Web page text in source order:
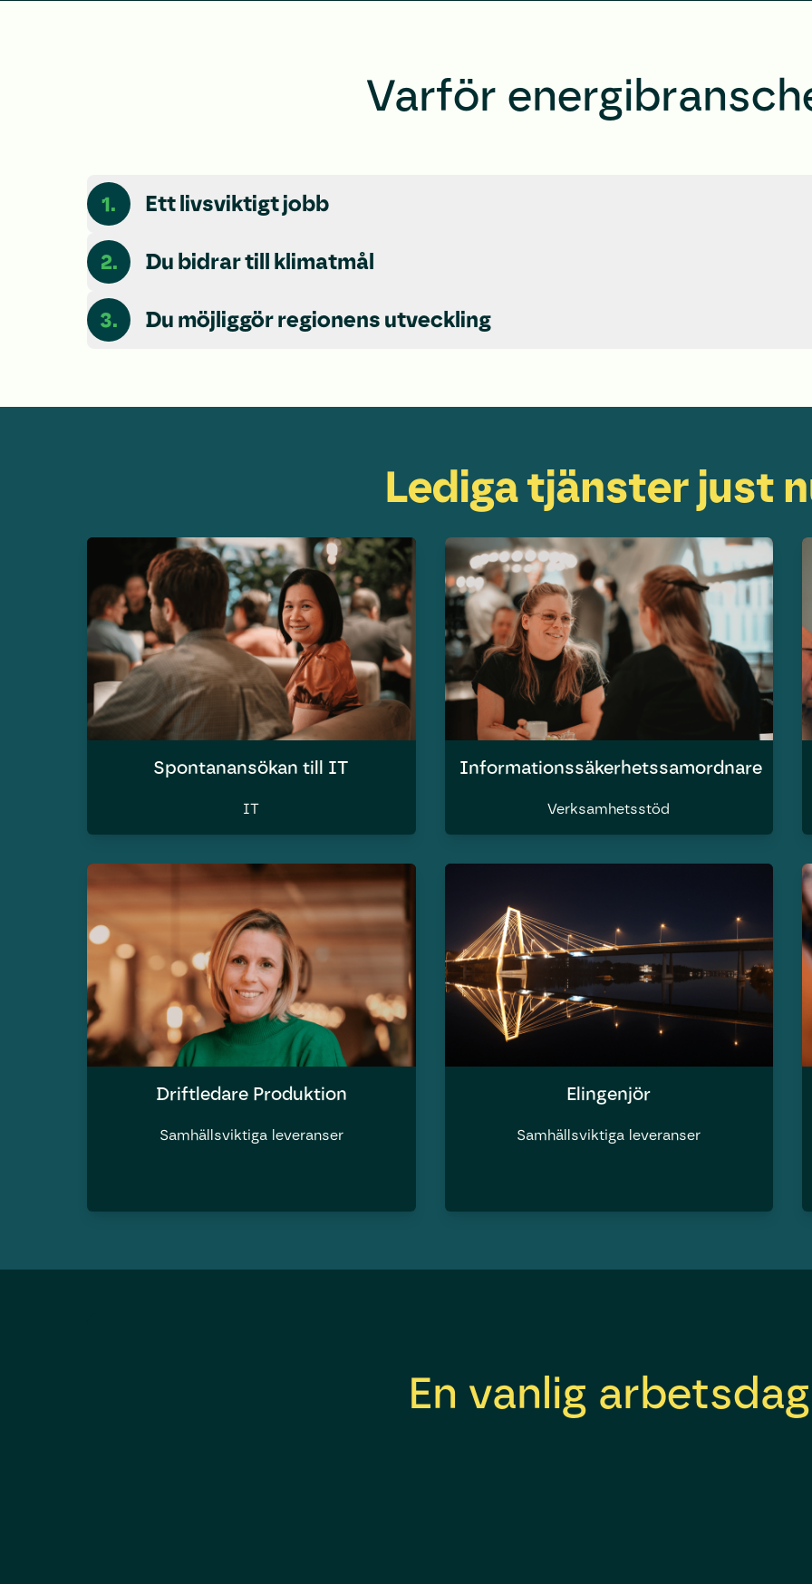
Varför
1. Ett livsviktigt jobb
2. Du bidrar till klimatmål
3. Du möjliggör regionens utveckling
Lediga tjänster just
Spontanansökan till IT
IT
Informationssäkerhetssamordnare
Verksamhetsstöd
Driftledare Produktion
Samhällsviktiga leveranser
Elingenjör
Samhällsviktiga leveranser
En vanlig arbetsdag